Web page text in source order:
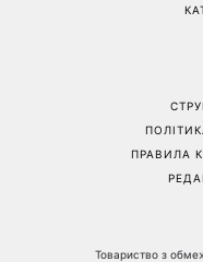
ПРАВИЛА
Товариство з